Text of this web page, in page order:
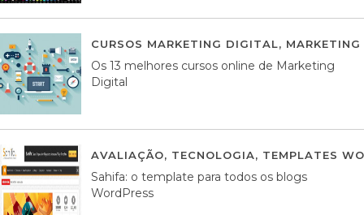
CURSOS MARKETING DIGITAL,
Os 13 melhores cursos online de Marketing
Digital
AVALIAÇÃO, TECNOLOGIA, TEMPLATES
Sahifa: o template para todos os blogs
WordPress